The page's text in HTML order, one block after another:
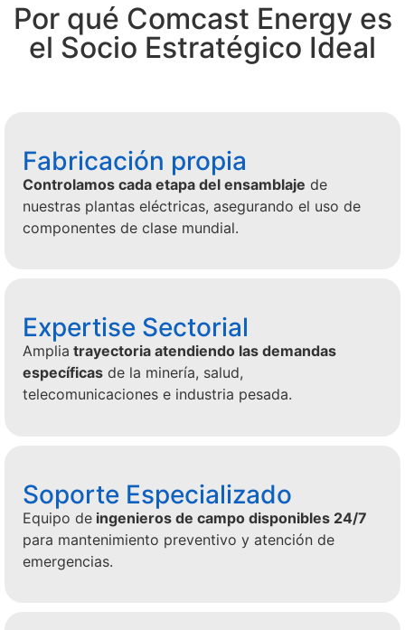
Por qué Comcast Energy es
el Socio Estratégico Ideal
Fabricación propia
Controlamos cada etapa del ensamblaje de
nuestras plantas eléctricas, asegurando el uso de
componentes de clase mundial.
Expertise Sectorial
Amplia trayectoria atendiendo las demandas
específicas de la minería, salud,
telecomunicaciones e industria pesada.
Soporte Especializado
Equipo de ingenieros de campo disponibles 24/7
para mantenimiento preventivo y atención de
emergencias.